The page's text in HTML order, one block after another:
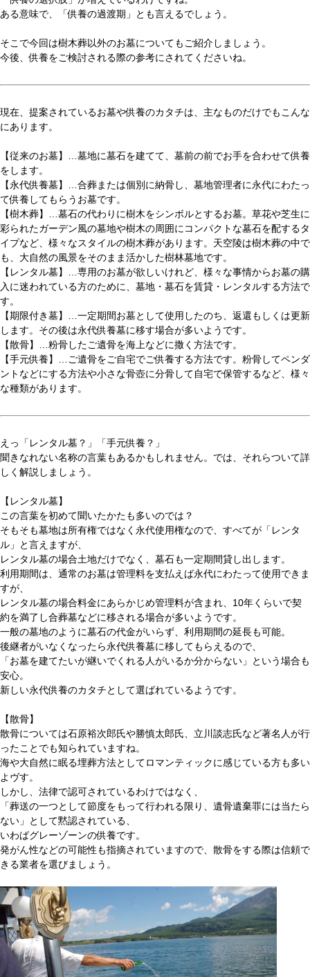
ある意味で、「供養の過渡期」とも言えるでしょう。
そこで今回は樹木葬以外のお墓についてもご紹介しましょう。
今後、供養をご検討される際の参考にされてくださいね。
現在、提案されているお墓や供養のカタチは、主なものだけでもこんな
にあります。
【従来のお墓】…墓地に墓石を建てて、墓前の前でお手を合わせて供養
をします。
【永代供養墓】…合葬または個別に納骨し、墓地管理者に永代にわたっ
て供養してもらうお墓です。
【樹木葬】…墓石の代わりに樹木をシンボルとするお墓。草花や芝生に
彩られたガーデン風の墓地や樹木の周囲にコンパクトな墓石を配するタ
イプなど、様々なスタイルの樹木葬があります。天空陵は樹木葬の中で
も、大自然の風景をそのまま活かした樹林墓地です。
【レンタル墓】…専用のお墓が欲しいけれど、様々な事情からお墓の購
入に迷われている方のために、墓地・墓石を賃貸・レンタルする方法で
す。
【期限付き墓】…一定期間お墓として使用したのち、返還もしくは更新
します。その後は永代供養墓に移す場合が多いようです。
【散骨】…粉骨したご遺骨を海上などに撒く方法です。
【手元供養】…ご遺骨をご自宅でご供養する方法です。粉骨してペンダ
ントなどにする方法や小さな骨壺に分骨して自宅で保管するなど、様々
な種類があります。
えっ「レンタル墓？」「手元供養？」
聞きなれない名称の言葉もあるかもしれません。では、それらついて詳
しく解説しましょう。
【レンタル墓】
この言葉を初めて聞いたかたも多いのでは？
そもそも墓地は所有権ではなく永代使用権なので、すべてが「レンタ
ル」と言えますが、
レンタル墓の場合土地だけでなく、墓石も一定期間貸し出します。
利用期間は、通常のお墓は管理料を支払えば永代にわたって使用できま
すが、
レンタル墓の場合料金にあらかじめ管理料が含まれ、10年くらいで契
約を満了し合葬墓などに移される場合が多いようです。
一般の墓地のように墓石の代金がいらず、利用期間の延長も可能。
後継者がいなくなったら永代供養墓に移してもらえるので、
「お墓を建てたいが継いでくれる人がいるか分からない」という場合も
安心。
新しい永代供養のカタチとして選ばれているようです。
【散骨】
散骨については石原裕次郎氏や勝慎太郎氏、立川談志氏など著名人が行
ったことでも知られていますね。
海や大自然に眠る埋葬方法としてロマンティックに感じている方も多い
よヴす。
しかし、法律で認可されているわけではなく、
「葬送の一つとして節度をもって行われる限り、遺骨遺棄罪には当たら
ない」として黙認されている、
いわばグレーゾーンの供養です。
発がん性などの可能性も指摘されていますので、散骨をする際は信頼で
きる業者を選びましょう。